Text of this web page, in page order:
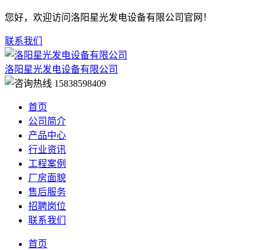
您好，欢迎访问洛阳星光发电设备有限公司官网！
联系我们
洛阳星光发电设备有限公司
15838598409
首页
公司简介
产品中心
行业资讯
工程案例
厂房面貌
售后服务
招聘岗位
联系我们
首页